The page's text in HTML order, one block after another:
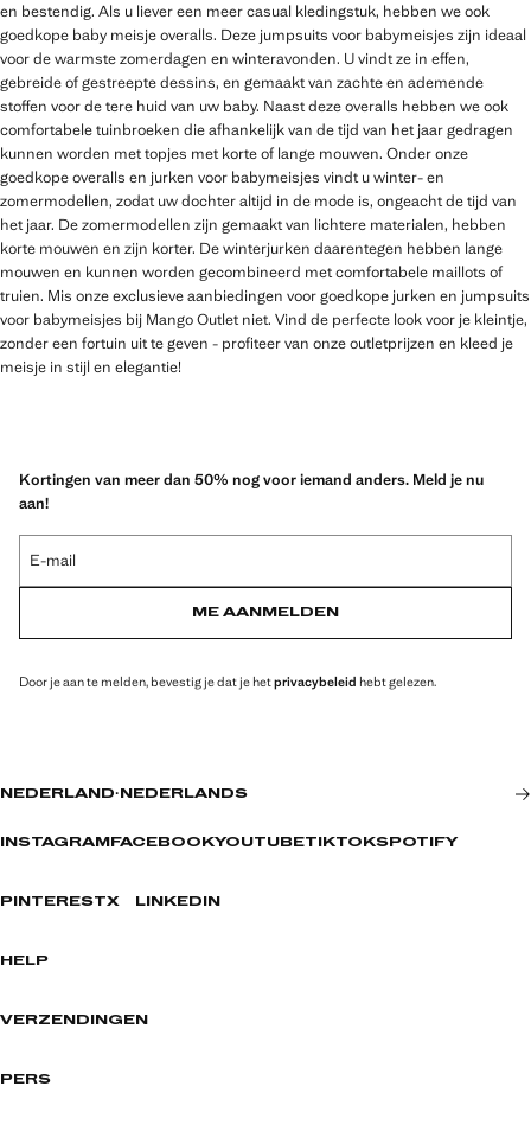
en bestendig. Als u liever een meer casual kledingstuk, hebben we ook
goedkope baby meisje overalls. Deze jumpsuits voor babymeisjes zijn ideaal
voor de warmste zomerdagen en winteravonden. U vindt ze in effen,
gebreide of gestreepte dessins, en gemaakt van zachte en ademende
stoffen voor de tere huid van uw baby. Naast deze overalls hebben we ook
comfortabele tuinbroeken die afhankelijk van de tijd van het jaar gedragen
kunnen worden met topjes met korte of lange mouwen. Onder onze
goedkope overalls en jurken voor babymeisjes vindt u winter- en
zomermodellen, zodat uw dochter altijd in de mode is, ongeacht de tijd van
het jaar. De zomermodellen zijn gemaakt van lichtere materialen, hebben
korte mouwen en zijn korter. De winterjurken daarentegen hebben lange
mouwen en kunnen worden gecombineerd met comfortabele maillots of
truien. Mis onze exclusieve aanbiedingen voor goedkope jurken en jumpsuits
voor babymeisjes bij Mango Outlet niet. Vind de perfecte look voor je kleintje,
zonder een fortuin uit te geven - profiteer van onze outletprijzen en kleed je
meisje in stijl en elegantie!
Kortingen van meer dan 50% nog voor iemand anders. Meld je nu
aan!
E-mail
ME AANMELDEN
Door je aan te melden, bevestig je dat je hetprivacybeleid hebt gelezen.
NEDERLAND· NEDERLANDS
INSTAGRAM FACEBOOKYOUTUBETIKTOKSPOTIFY
PINTERESTX LINKEDIN
HELP
VERZENDINGEN
PERS